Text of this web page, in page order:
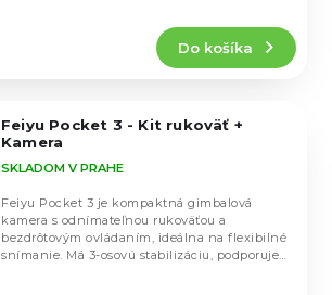
Do košíka
Feiyu Pocket 3 - Kit rukoväť +
Kamera
SKLADOM V PRAHE
Feiyu Pocket 3 je kompaktná gimbalová
kamera s odnímateľnou rukoväťou a
bezdrôtovým ovládaním, ideálna na flexibilné
snímanie. Má 3-osovú stabilizáciu, podporuje